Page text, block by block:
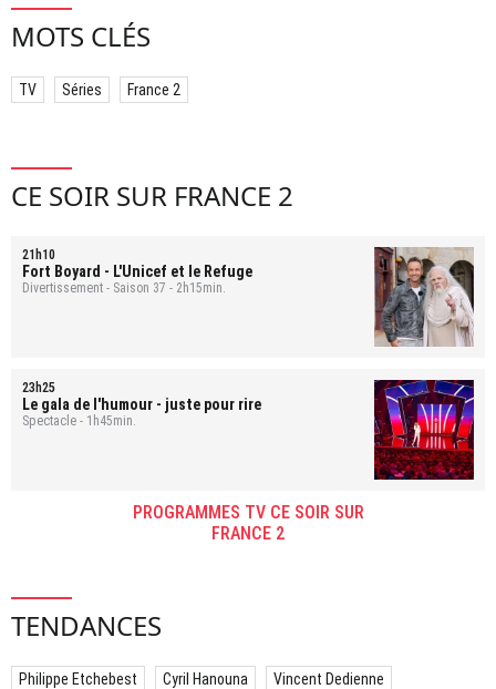
MOTS CLÉS
TV Séries France 2
CE SOIR SUR FRANCE 2
21h10
Fort Boyard - L'Unicef et le Refuge
Divertissement - Saison 37 - 2h15min.
23h25
Le gala de l'humour - juste pour rire
Spectacle - 1h45min.
PROGRAMMES TV CE SOIR SUR
FRANCE 2
TENDANCES
Philippe Etchebest Cyril Hanouna Vincent Dedienne